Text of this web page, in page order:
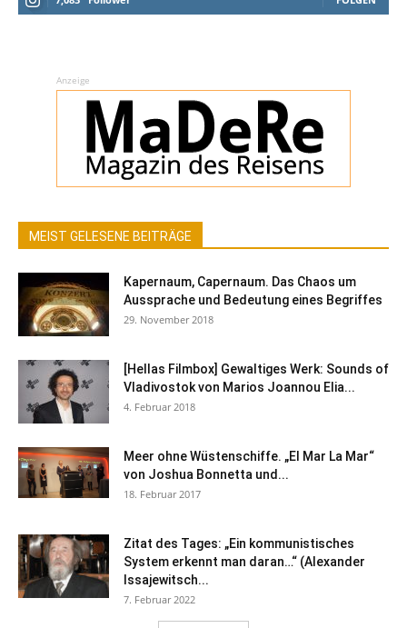
Anzeige
MEIST GELESENE BEITRÄGE
Kapernaum, Capernaum. Das Chaos um
Aussprache und Bedeutung eines Begriffes
29. November 2018
[Hellas Filmbox] Gewaltiges Werk: Sounds of
Vladivostok von Marios Joannou Elia...
4. Februar 2018
Meer ohne Wüstenschiffe. „El Mar La Mar“
von Joshua Bonnetta und...
18. Februar 2017
Zitat des Tages: „Ein kommunistisches
System erkennt man daran…“ (Alexander
Issajewitsch...
7. Februar 2022